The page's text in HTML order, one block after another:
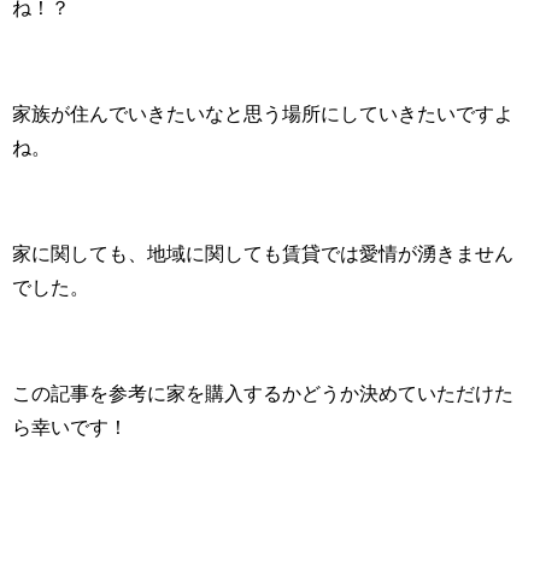
ね！？
家族が住んでいきたいなと思う場所にしていきたいですよ
ね。
家に関しても、地域に関しても賃貸では愛情が湧きません
でした。
この記事を参考に家を購入するかどうか決めていただけた
ら幸いです！